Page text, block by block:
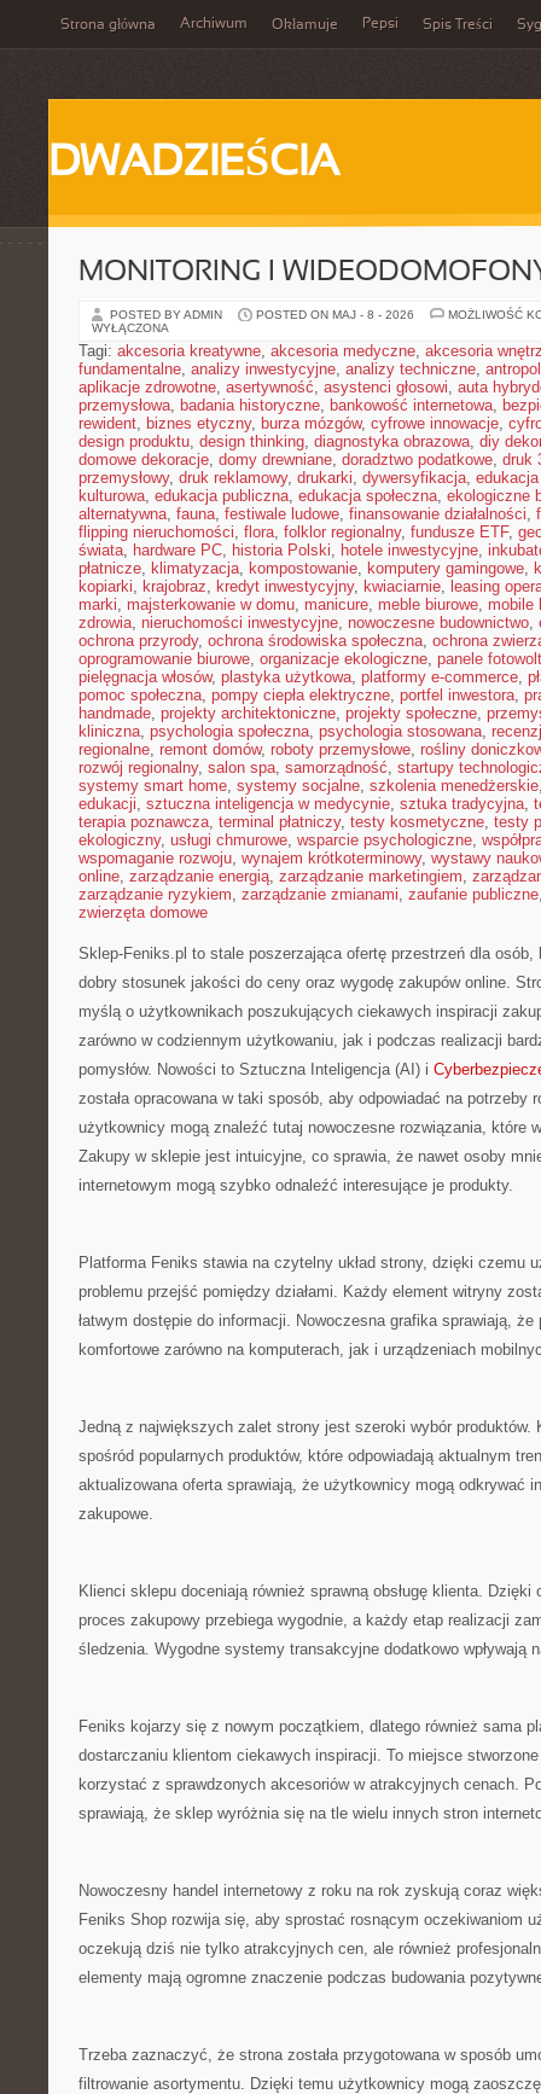
Strona główna Archiwum Okłamuje Pepsi Spis Treści
DWADZIEŚCIA
MONITORING I
POSTED BY ADMIN POSTED ON MAJ - 8 - 2026
MOŻLIWOŚĆ
WYŁĄCZONA
Tagi: akcesoria kreatywne, akcesoria medyczne, akcesoria
fundamentalne, analizy inwestycyjne, analizy techniczne,
aplikacje zdrowotne, asertywność, asystenci głosowi, auta
przemysłowa, badania historyczne, bankowość internetowa,
rewident, biznes etyczny, burza mózgów, cyfrowe innowacje,
design produktu, design thinking, diagnostyka obrazowa, diy
domowe dekoracje, domy drewniane, doradztwo podatkowe, druk
przemysłowy, druk reklamowy, drukarki, dywersyfikacja,
kulturowa, edukacja publiczna, edukacja społeczna, ekologiczne
alternatywna, fauna, festiwale ludowe, finansowanie działalności,
flipping nieruchomości, flora, folklor regionalny, fundusze ETF,
świata, hardware PC, historia Polski, hotele inwestycyjne,
płatnicze, klimatyzacja, kompostowanie, komputery gamingowe,
kopiarki, krajobraz, kredyt inwestycyjny, kwiaciarnie, leasing
marki, majsterkowanie w domu, manicure, meble biurowe, mobile
zdrowia, nieruchomości inwestycyjne, nowoczesne budownictwo,
ochrona przyrody, ochrona środowiska społeczna, ochrona
oprogramowanie biurowe, organizacje ekologiczne, panele
pielęgnacja włosów, plastyka użytkowa, platformy e-commerce,
pomoc społeczna, pompy ciepła elektryczne, portfel inwestora,
handmade, projekty architektoniczne, projekty społeczne,
kliniczna, psychologia społeczna, psychologia stosowana,
regionalne, remont domów, roboty przemysłowe, rośliny
rozwój regionalny, salon spa, samorządność, startupy
systemy smart home, systemy socjalne, szkolenia menedżerskie
edukacji, sztuczna inteligencja w medycynie, sztuka tradycyjna,
terapia poznawcza, terminal płatniczy, testy kosmetyczne, testy
ekologiczny, usługi chmurowe, wsparcie psychologiczne,
wspomaganie rozwoju, wynajem krótkoterminowy, wystawy
online, zarządzanie energią, zarządzanie marketingiem,
zarządzanie ryzykiem, zarządzanie zmianami, zaufanie publiczne
zwierzęta domowe
Sklep-Feniks.pl to stale poszerzająca ofertę przestrzeń dla
dobry stosunek jakości do ceny oraz wygodę zakupów online.
myślą o użytkownikach poszukujących ciekawych inspiracji
zarówno w codziennym użytkowaniu, jak i podczas realizacji
pomysłów. Nowości to Sztuczna Inteligencja (AI) i
została opracowana w taki sposób, aby odpowiadać na potrzeby
użytkownicy mogą znaleźć tutaj nowoczesne rozwiązania, które
Zakupy w sklepie jest intuicyjne, co sprawia, że nawet osoby
internetowym mogą szybko odnaleźć interesujące je produkty.
Platforma Feniks stawia na czytelny układ strony, dzięki czemu
problemu przejść pomiędzy działami. Każdy element witryny
łatwym dostępie do informacji. Nowoczesna grafika sprawiają,
komfortowe zarówno na komputerach, jak i urządzeniach
Jedną z największych zalet strony jest szeroki wybór produktów.
spośród popularnych produktów, które odpowiadają aktualnym
aktualizowana oferta sprawiają, że użytkownicy mogą odkrywać
zakupowe.
Klienci sklepu doceniają również sprawną obsługę klienta. Dzięki
proces zakupowy przebiega wygodnie, a każdy etap realizacji
śledzenia. Wygodne systemy transakcyjne dodatkowo wpływają
Feniks kojarzy się z nowym początkiem, dlatego również sama
dostarczaniu klientom ciekawych inspiracji. To miejsce
korzystać z sprawdzonych akcesoriów w atrakcyjnych cenach.
sprawiają, że sklep wyróżnia się na tle wielu innych stron
Nowoczesny handel internetowy z roku na rok zyskują coraz
Feniks Shop rozwija się, aby sprostać rosnącym oczekiwaniom
oczekują dziś nie tylko atrakcyjnych cen, ale również
elementy mają ogromne znaczenie podczas budowania
Trzeba zaznaczyć, że strona została przygotowana w sposób
filtrowanie asortymentu. Dzięki temu użytkownicy mogą